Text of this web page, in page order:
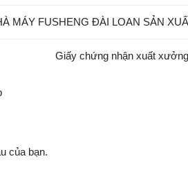
MÁY FUSHENG ĐÀI LOAN SẢN
Giấy chứng nhận xuất xưởng
của bạn.